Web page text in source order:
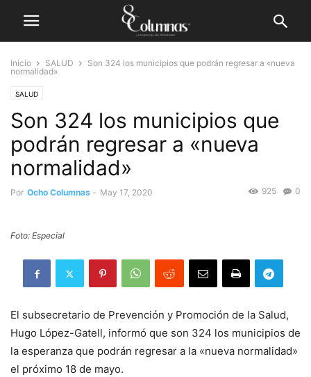
Inicio SALUD
Son 324 los municipios que podrán regresar a «nueva
normalidad»
SALUD
Son 324 los municipios que
podrán regresar a «nueva
normalidad»
Por Ocho Columnas - May 17, 2020 0
925
Foto: Especial
El subsecretario de Prevención y Promoción de la Salud,
Hugo López-Gatell, informó que son 324 los municipios de
la esperanza que podrán regresar a la «nueva normalidad»
el próximo 18 de mayo.